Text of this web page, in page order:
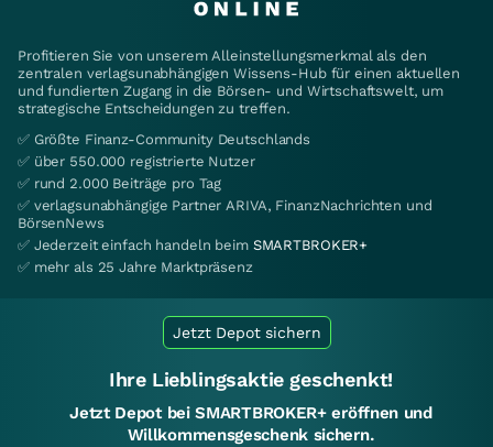
Profitieren Sie von unserem Alleinstellungsmerkmal als den
zentralen verlagsunabhängigen Wissens-Hub für einen aktuellen
und fundierten Zugang in die Börsen- und Wirtschaftswelt, um
strategische Entscheidungen zu treffen.
✅ Größte Finanz-Community Deutschlands
✅ über 550.000 registrierte Nutzer
✅ rund 2.000 Beiträge pro Tag
✅ verlagsunabhängige Partner ARIVA, FinanzNachrichten und
BörsenNews
✅ Jederzeit einfach handeln beim SMARTBROKER+
✅ mehr als 25 Jahre Marktpräsenz
Jetzt Depot sichern
Ihre Lieblingsaktie geschenkt!
Jetzt Depot bei SMARTBROKER+ eröffnen und
Willkommensgeschenk sichern.